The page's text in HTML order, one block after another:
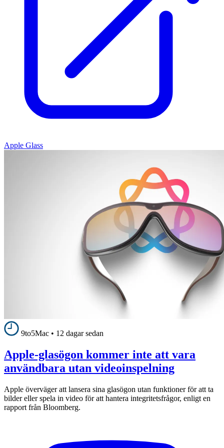
Apple Glass
9to5Mac • 12 dagar sedan
Apple-glasögon kommer inte att vara
användbara utan videoinspelning
Apple överväger att lansera sina glasögon utan funktioner för att ta
bilder eller spela in video för att hantera integritetsfrågor, enligt en
rapport från Bloomberg.